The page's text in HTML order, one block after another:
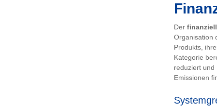
Der
Organisation
Produkts,
Kategorie
reduziert und
Emissionen